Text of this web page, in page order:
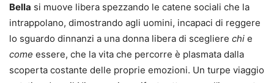
Bella si muove libera spezzando le catene sociali che la
intrappolano, dimostrando agli uomini, incapaci di reggere
lo sguardo dinnanzi a una donna libera di scegliere chi e
come essere, che la vita che percorre è plasmata dalla
scoperta costante delle proprie emozioni. Un turpe viaggio